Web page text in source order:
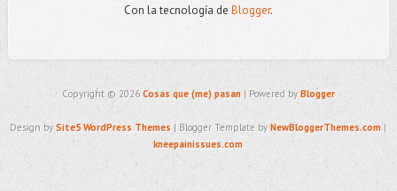
Con la tecnología de Blogger.
Copyright © 2026 Cosas que (me) pasan | Powered by Blogger
Design bySite5 WordPress Themes | Blogger Template byNewBloggerThemes.com |
kneepainissues.com